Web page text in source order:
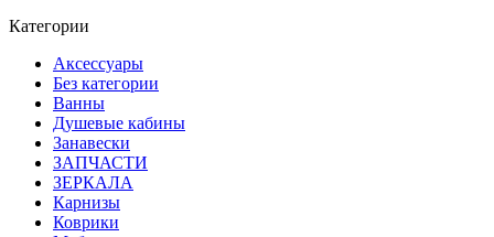
Категории
Аксессуары
Без категории
Ванны
Душевые кабины
Занавески
ЗАПЧАСТИ
ЗЕРКАЛА
Карнизы
Коврики